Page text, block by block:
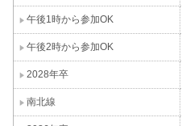
午後1時から参加OK
午後2時から参加OK
2028年卒
南北線